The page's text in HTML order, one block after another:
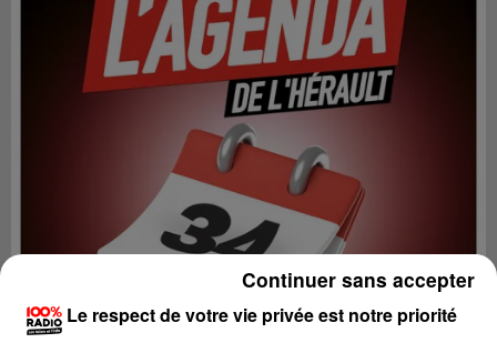
Le respect de votre vie privée est notre priorité
Continuer sans accepter